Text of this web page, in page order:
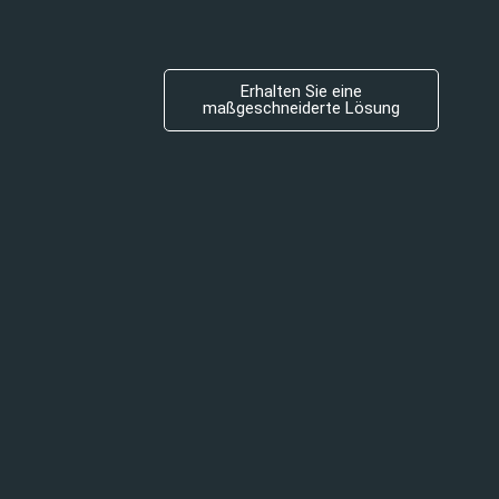
Erhalten Sie eine
maßgeschneiderte Lösung